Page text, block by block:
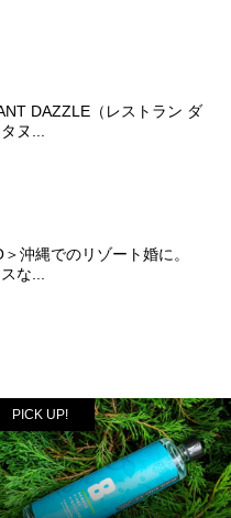
DAZZLE（レストラン ダ
ヌ...
沖縄でのリゾート婚に。
な...
PICK UP!